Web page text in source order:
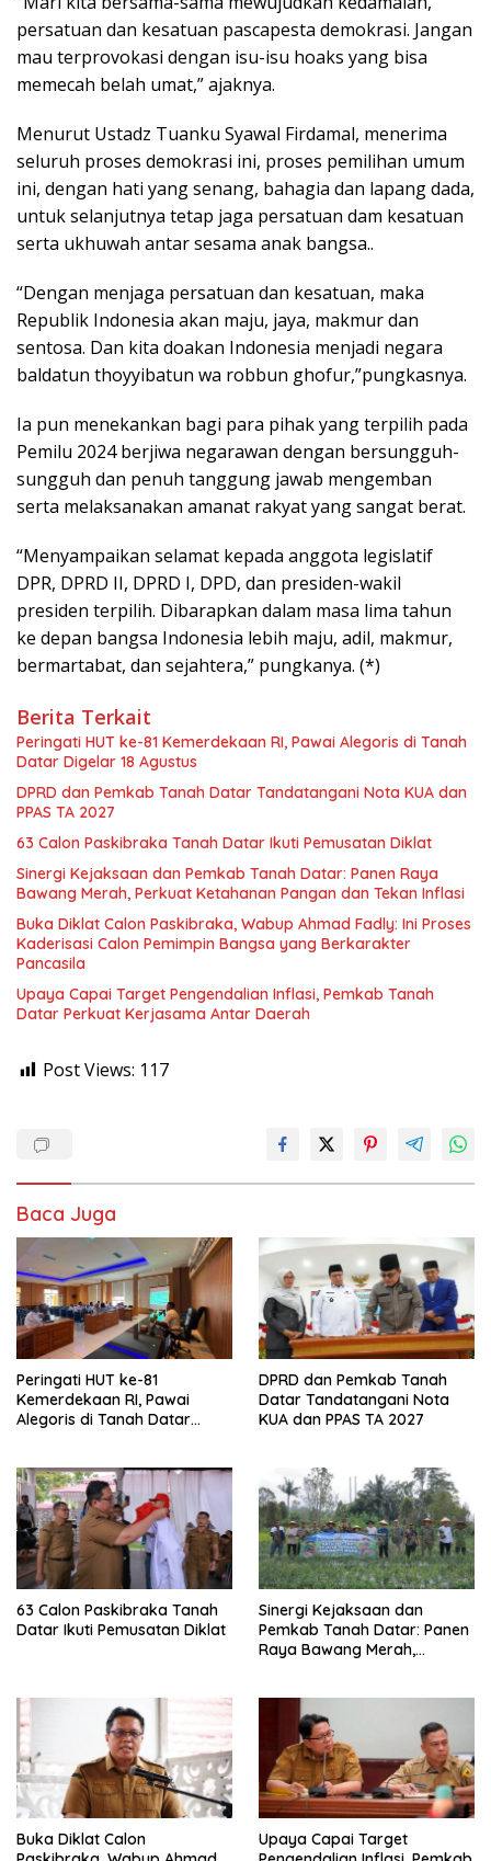
persatuan dan kesatuan pascapesta demokrasi. Jangan
mau terprovokasi dengan isu-isu hoaks yang bisa
memecah belah umat,” ajaknya.
Menurut Ustadz Tuanku Syawal Firdamal, menerima
seluruh proses demokrasi ini, proses pemilihan umum
ini, dengan hati yang senang, bahagia dan lapang dada,
untuk selanjutnya tetap jaga persatuan dam kesatuan
serta ukhuwah antar sesama anak bangsa..
“Dengan menjaga persatuan dan kesatuan, maka
Republik Indonesia akan maju, jaya, makmur dan
sentosa. Dan kita doakan Indonesia menjadi negara
baldatun thoyyibatun wa robbun ghofur,”pungkasnya.
Ia pun menekankan bagi para pihak yang terpilih pada
Pemilu 2024 berjiwa negarawan dengan bersungguh-
sungguh dan penuh tanggung jawab mengemban
serta melaksanakan amanat rakyat yang sangat berat.
“Menyampaikan selamat kepada anggota legislatif
DPR, DPRD II, DPRD I, DPD, dan presiden-wakil
presiden terpilih. Dibarapkan dalam masa lima tahun
ke depan bangsa Indonesia lebih maju, adil, makmur,
bermartabat, dan sejahtera,” pungkanya. (*)
Berita Terkait
Peringati HUT ke-81 Kemerdekaan RI, Pawai Alegoris di Tanah
Datar Digelar 18 Agustus
DPRD dan Pemkab Tanah Datar Tandatangani Nota KUA dan
PPAS TA 2027
63 Calon Paskibraka Tanah Datar Ikuti Pemusatan Diklat
Sinergi Kejaksaan dan Pemkab Tanah Datar: Panen Raya
Bawang Merah, Perkuat Ketahanan Pangan dan Tekan Inflasi
Buka Diklat Calon Paskibraka, Wabup Ahmad Fadly: Ini Proses
Kaderisasi Calon Pemimpin Bangsa yang Berkarakter
Pancasila
Upaya Capai Target Pengendalian Inflasi, Pemkab Tanah
Datar Perkuat Kerjasama Antar Daerah
Post Views: 117
Baca Juga
Peringati HUT ke-81
Kemerdekaan RI, Pawai
Alegoris di Tanah Datar
DPRD dan Pemkab Tanah
Datar Tandatangani Nota
KUA dan PPAS TA 2027
63 Calon Paskibraka Tanah
Datar Ikuti Pemusatan Diklat
Sinergi Kejaksaan dan
Pemkab Tanah Datar: Panen
Raya Bawang Merah,
Buka Diklat Calon
Upaya Capai Target